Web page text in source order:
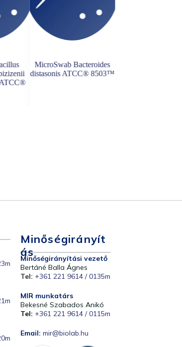
MicroSwab Bacteroides
distasonis ATCC® 8503™
Minőségirányít
Ás
Minőségirányítási vezető
Bertáné Balla Ágnes
Tel: +361 221 9614 / 0135m
MIR munkatárs
Bekesné Szabados Anikó
Tel: +361 221 9614 / 0115m
Email: mir@biolab.hu